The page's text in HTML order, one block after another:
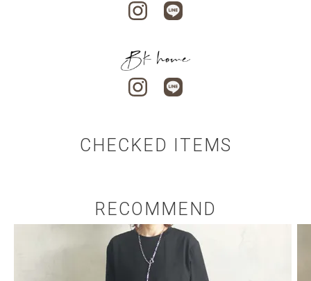
CHECKED ITEMS
RECOMMEND